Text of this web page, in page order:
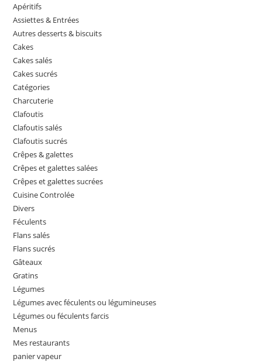
Apéritifs
Assiettes & Entrées
Autres desserts & biscuits
Cakes
Cakes salés
Cakes sucrés
Catégories
Charcuterie
Clafoutis
Clafoutis salés
Clafoutis sucrés
Crêpes & galettes
Crêpes et galettes salées
Crêpes et galettes sucrées
Cuisine Controlée
Divers
Féculents
Flans salés
Flans sucrés
Gâteaux
Gratins
Légumes
Légumes avec féculents ou légumineuses
Légumes ou féculents farcis
Menus
Mes restaurants
panier vapeur